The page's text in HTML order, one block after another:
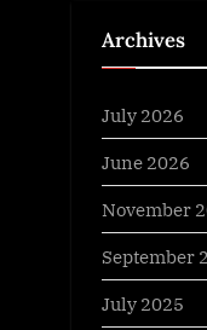
Archives
July 2026
June 2026
November
September
July 2025